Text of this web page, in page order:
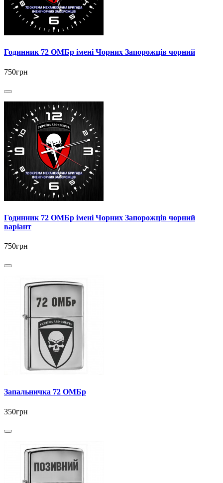
Годинник 72 ОМБр імені Чорних Запорожців чорний
750грн
Годинник 72 ОМБр імені Чорних Запорожців чорний
варіант
750грн
Запальничка 72 ОМБр
350грн